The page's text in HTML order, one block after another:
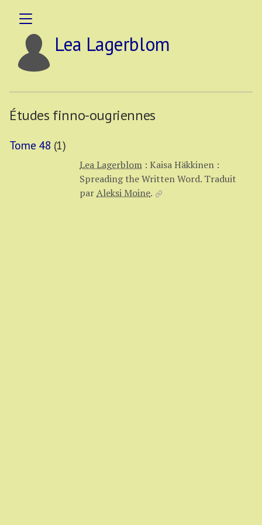
Lea Lagerblom
Études finno-ougriennes
Tome 48 (1)
Lea Lagerblom : Kaisa Häkkinen :
Spreading the Written Word. Traduit
parAleksi Moine.